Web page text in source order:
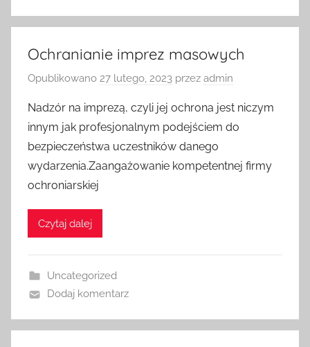
Ochranianie imprez masowych
Opublikowano 27 lutego, 2023 przez admin
Nadzór na imprezą, czyli jej ochrona jest niczym
innym jak profesjonalnym podejściem do
bezpieczeństwa uczestników danego
wydarzenia.Zaangażowanie kompetentnej firmy
ochroniarskiej
Czytaj dalej
Uncategorized
Dodaj komentarz